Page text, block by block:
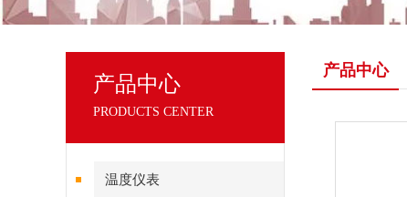
产品中心
PRODUCTS CENTER
温度仪表
产品中心